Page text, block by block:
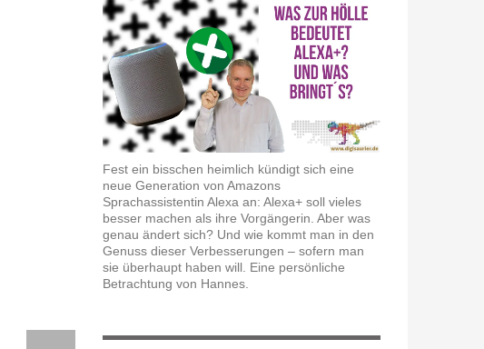
Fest ein bisschen heimlich kündigt sich eine
neue Generation von Amazons
Sprachassistentin Alexa an: Alexa+ soll vieles
besser machen als ihre Vorgängerin. Aber was
genau ändert sich? Und wie kommt man in den
Genuss dieser Verbesserungen – sofern man
sie überhaupt haben will. Eine persönliche
Betrachtung von Hannes.